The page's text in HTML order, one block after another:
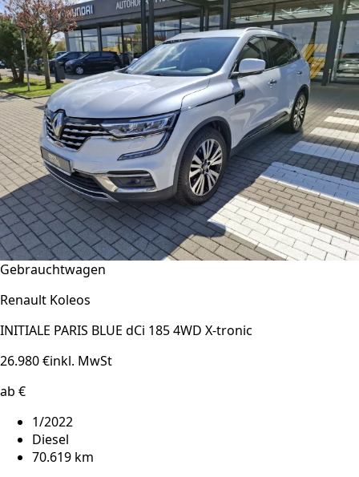
Gebrauchtwagen
Renault Koleos
INITIALE PARIS BLUE dCi 185 4WD X-tronic
26.980 €inkl. MwSt
ab €
1/2022
Diesel
70.619 km